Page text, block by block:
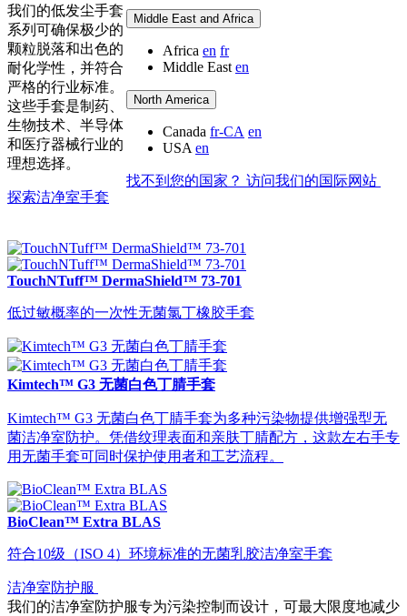
Middle East and Africa
Africa en fr
Middle East en
North America
Canada fr-CA en
USA en
找不到您的国家？ 访问我们的国际网站
我们的低发尘手套
系列可确保极少的
颗粒脱落和出色的
耐化学性，并符合
严格的行业标准。
这些手套是制药、
生物技术、半导体
和医疗器械行业的
理想选择。
探索洁净室手套
TouchNTuff™ DermaShield™ 73-701
低过敏概率的一次性无菌氯丁橡胶手套
Kimtech™ G3 无菌白色丁腈手套
Kimtech™ G3 无菌白色丁腈手套为多种污染物提供增强型无
菌洁净室防护。凭借纹理表面和亲肤丁腈配方，这款左右手专
用无菌手套可同时保护使用者和工艺流程。
BioClean™ Extra BLAS
符合10级（ISO 4）环境标准的无菌乳胶洁净室手套
洁净室防护服
我们的洁净室防护服专为污染控制而设计，可最大限度地减少